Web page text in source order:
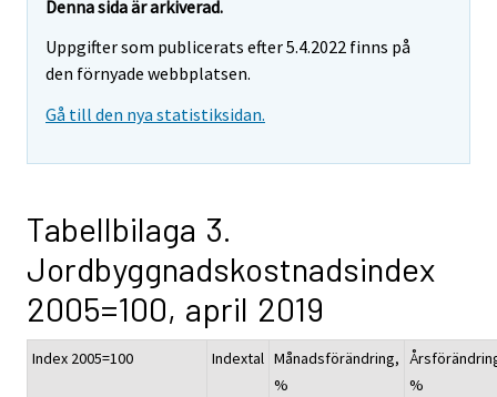
Denna sida är arkiverad.
Uppgifter som publicerats efter 5.4.2022 finns på
den förnyade webbplatsen.
Gå till den nya statistiksidan.
Tabellbilaga 3.
Jordbyggnadskostnadsindex
2005=100, april 2019
Index 2005=100 Indextal Månadsförändring,
%
%